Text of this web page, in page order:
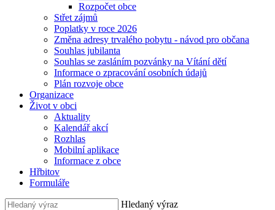
Rozpočet obce
Střet zájmů
Poplatky v roce 2026
Změna adresy trvalého pobytu - návod pro občana
Souhlas jubilanta
Souhlas se zasláním pozvánky na Vítání dětí
Informace o zpracování osobních údajů
Plán rozvoje obce
Organizace
Život v obci
Aktuality
Kalendář akcí
Rozhlas
Mobilní aplikace
Informace z obce
Hřbitov
Formuláře
Hledaný výraz